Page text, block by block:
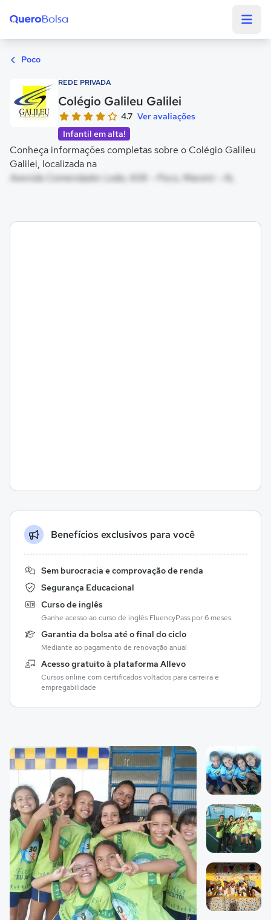
Poco
REDE PRIVADA
Colégio Galileu Galilei
4.7 Ver avaliações
Infantil em alta!
Conheça informações completas sobre o Colégio Galileu
Galilei, localizada na
Avenida Comendador Leão, 606 - Poco, Maceió - AL
Benefícios exclusivos para você
Sem burocracia e comprovação de renda
Segurança Educacional
Curso de inglês
Ganhe acesso ao curso de inglês FluencyPass por 6 meses.
Garantia da bolsa até o final do ciclo
Mediante ao pagamento de renovação anual
Acesso gratuito à plataforma Allevo
Cursos online com certificados voltados para carreira e
empregabilidade
Galeria de imagem
Imagem 1
Imagem 2